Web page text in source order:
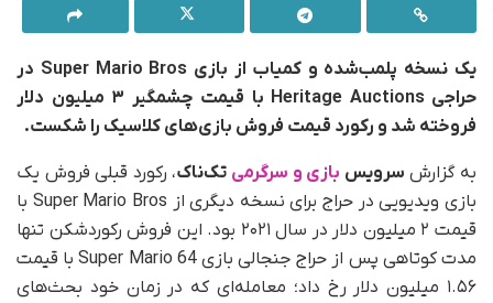
یک نسخه پلمب‌شده و کمیاب از بازی Super Mario Bros در
حراجی Heritage Auctions با قیمت چشمگیر ۳ میلیون دلار
فروخته شد و رکورد قیمت فروش بازی‌های کلاسیک را شکست.
به گزارش سرویس بازی و سرگرمی تک‌ناک، رکورد قبلی فروش یک
بازی ویدیویی در حراج برای نسخه‌ دیگری از Super Mario Bros با
قیمت ۲ میلیون دلار در سال ۲۰۲۱ بود. این فروش رکوردشکن تنها
مدت کوتاهی پس از حراج جنجالی بازی Super Mario 64 با قیمت
۱.۵۶ میلیون دلار رخ داد؛ معامله‌ای که در زمان خود بحث‌های